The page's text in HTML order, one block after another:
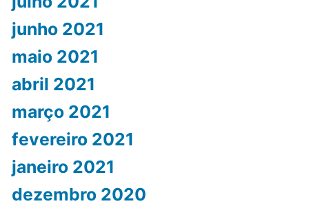
junho 2021
maio 2021
abril 2021
março 2021
fevereiro 2021
janeiro 2021
dezembro 2020